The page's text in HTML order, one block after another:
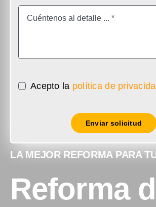
Acepto la política de
Enviar solicitud
LA MEJOR REFORMA PARA
Reforma